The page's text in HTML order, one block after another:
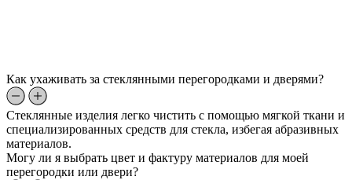
Как ухаживать за стеклянными перегородками и дверями?
Стеклянные изделия легко чистить с помощью мягкой ткани и
специализированных средств для стекла, избегая абразивных
материалов.
Могу ли я выбрать цвет и фактуру материалов для моей
перегородки или двери?